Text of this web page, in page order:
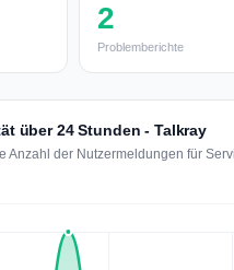
2
Problemberichte
über 24 Stunden - Talkray
Anzahl der Nutzermeldungen für